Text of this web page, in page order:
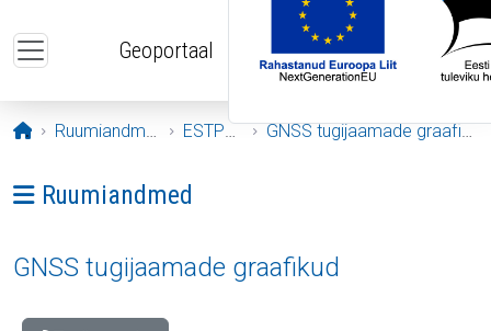
Geoportaal
Avaleht
Ruumiandmed ESTPOS GNSS tugijaamade graafikud
Ava menüü: Ruumiandmed
Ruumiandmed
GNSS tugijaamade graafikud